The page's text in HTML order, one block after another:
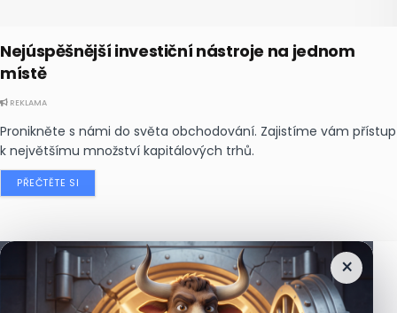
Nejúspěšnější investiční nástroje na jednom
místě
REKLAMA
Pronikněte s námi do světa obchodování. Zajistíme vám přístup
k největšímu množství kapitálových trhů.
PŘEČTĚTE SI
×
Nejčtenějšízprávy